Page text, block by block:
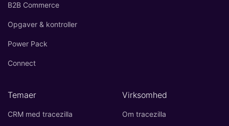
B2B Commerce
Opgaver & kontroller
Power Pack
Connect
Temaer
CRM med tracezilla
Virksomhed
Om tracezilla